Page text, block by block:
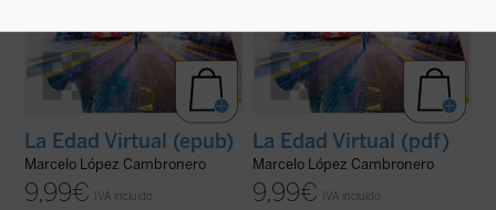
La Edad Virtual (epub)
Marcelo López Cambronero
9,99€ IVA incluido
La Edad Virtual (pdf)
Marcelo López Cambronero
9,99€ IVA incluido